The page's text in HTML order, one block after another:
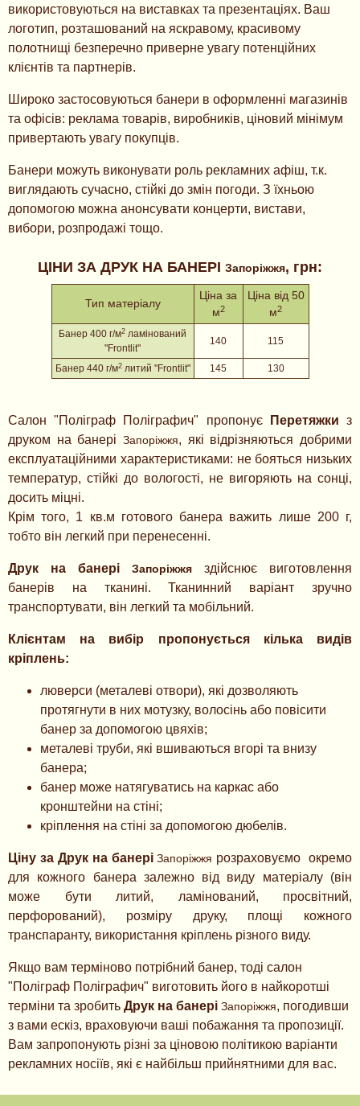
використовуються на виставках та презентаціях. Ваш
логотип, розташований на яскравому, красивому
полотнищі безперечно приверне увагу потенційних
клієнтів та партнерів.
Широко застосовуються банери в оформленні магазинів
та офісів: реклама товарів, виробників, ціновий мінімум
привертають увагу покупців.
Банери можуть виконувати роль рекламних афіш, т.к.
виглядають сучасно, стійкі до змін погоди. З їхньою
допомогою можна анонсувати концерти, вистави,
вибори, розпродажі тощо.
ЦІНИ ЗА ДРУК НА БАНЕРІ Запоріжжя, грн:
Тип матеріалу
Ціна за
м2
Ціна від 50
м2
Банер 400 г/м2 ламінований
"Frontlit"
140 115
Банер 440 г/м2литий "Frontlit" 145 130
Салон "Поліграф Поліграфич" пропонує Перетяжки з
друком на банері Запоріжжя, які відрізняються добрими
експлуатаційними характеристиками: не бояться низьких
температур, стійкі до вологості, не вигоряють на сонці,
досить міцні.
Крім того, 1 кв.м готового банера важить лише 200 г,
тобто він легкий при перенесенні.
Друк на банері Запоріжжя
здійснює виготовлення
банерів на тканині. Тканинний варіант зручно
транспортувати, він легкий та мобільний.
Клієнтам на вибір пропонується кілька видів
кріплень:
люверси (металеві отвори), які дозволяють
протягнути в них мотузку, волосінь або повісити
банер за допомогою цвяхів;
металеві труби, які вшиваються вгорі та внизу
банера;
банер може натягуватись на каркас або
кронштейни на стіні;
кріплення на стіні за допомогою дюбелів.
Ціну за Друк на банеріЗапоріжжя розраховуємо окремо
для кожного банера залежно від виду матеріалу (він
може бути литий, ламінований, просвітний,
перфорований), розміру друку, площі кожного
транспаранту, використання кріплень різного виду.
Якщо вам терміново потрібний банер, тоді салон
"Поліграф Поліграфич" виготовить його в найкоротші
терміни та зробить Друк на банері Запоріжжя, погодивши
з вами ескіз, враховуючи ваші побажання та пропозиції.
Вам запропонують різні за ціновою політикою варіанти
рекламних носіїв, які є найбільш прийнятними для вас.